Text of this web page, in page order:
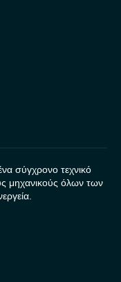
ένα σύγχρονο τεχνικό
μηχανικούς όλων των